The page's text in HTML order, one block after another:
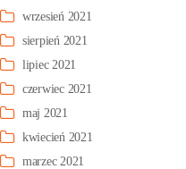
wrzesień 2021
sierpień 2021
lipiec 2021
czerwiec 2021
maj 2021
kwiecień 2021
marzec 2021